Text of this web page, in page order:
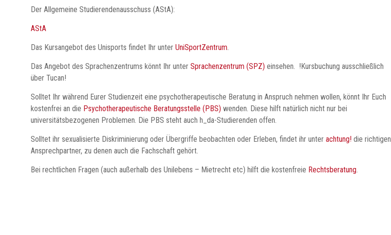
des
für
an
der
TU
Der Allgemeine Studierendenausschuss (AStA):
AStA
Das Kursangebot des Unisports findet Ihr unter UniSportZentrum.
Das Angebot des Sprachenzentrums könnt Ihr unter Sprachenzentrum (SPZ) einsehen. !Kursbuchung ausschließlich
über Tucan!
Solltet Ihr während Eurer Studienzeit eine psychotherapeutische Beratung in Anspruch nehmen wollen, könnt Ihr Euch
kostenfrei an die Psychotherapeutische Beratungsstelle (PBS) wenden. Diese hilft natürlich nicht nur bei
universitätsbezogenen Problemen. Die PBS steht auch h_da-Studierenden offen.
Solltet ihr sexualisierte Diskriminierung oder Übergriffe beobachten oder Erleben, findet ihr unter achtung! die richtigen
Ansprechpartner, zu denen auch die Fachschaft gehört.
Bei rechtlichen Fragen (auch außerhalb des Unilebens – Mietrecht etc) hilft die kostenfreie Rechtsberatung.